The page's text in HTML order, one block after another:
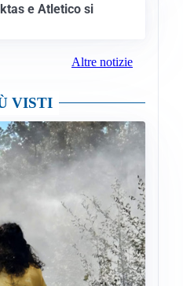
e Atletico si
Altre notizie
VISTI